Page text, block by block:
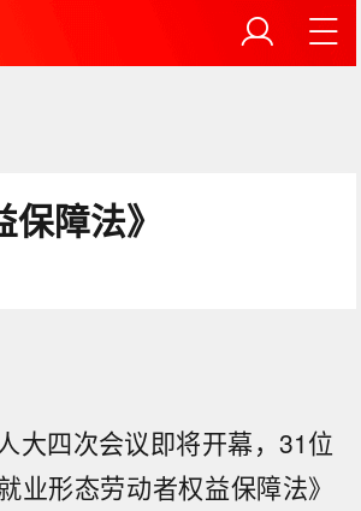
障法》
大四次会议即将开幕，31位
形态劳动者权益保障法》